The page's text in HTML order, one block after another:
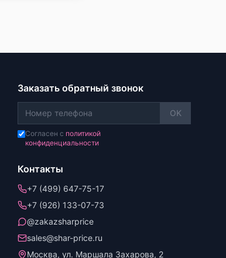
Заказать обратный звонок
OK
Согласен с политикой
конфиденциальности
Контакты
+7 (499) 647-75-17
+7 (926) 133-07-73
@zakazsharprice
sales@shar-price.ru
Москва, ул. Маршала Захарова, 2